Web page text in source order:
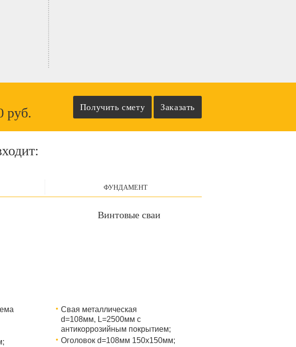
руб.
ФУНДАМЕНТ
Винтовые сваи
Свая металлическая
d=108мм, L=2500мм с
антикоррозийным покрытием;
Оголовок d=108мм 150x150мм;